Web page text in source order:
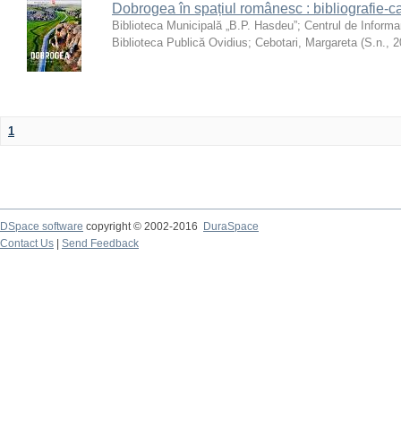
Dobrogea în spațiul românesc : bibliografie-
Biblioteca Municipală „B.P. Hasdeu”; Centrul de
Biblioteca Publică Ovidius; Cebotari, Margareta (S.n.,
1
DSpace software copyright © 2002-2016
DuraSpace
Contact Us
Send Feedback